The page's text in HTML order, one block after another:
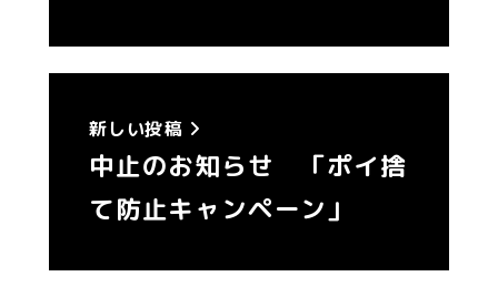
新しい投稿
中止のお知らせ 「ポイ捨
て防止キャンペーン」